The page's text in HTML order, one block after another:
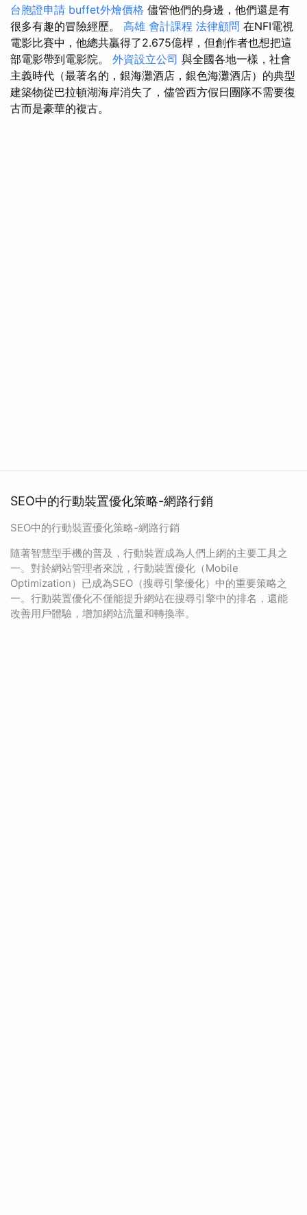
台胞證申請 buffet外燴價格 儘管他們的身邊，他們還是有
很多有趣的冒險經歷。 高雄 會計課程 法律顧問 在NFI電視
電影比賽中，他總共贏得了2.675億桿，但創作者也想把這
部電影帶到電影院。 外資設立公司 與全國各地一樣，社會
主義時代（最著名的，銀海灘酒店，銀色海灘酒店）的典型
建築物從巴拉頓湖海岸消失了，儘管西方假日團隊不需要復
古而是豪華的複古。
SEO中的行動裝置優化策略-網路行銷
SEO中的行動裝置優化策略-網路行銷
隨著智慧型手機的普及，行動裝置成為人們上網的主要工具之
一。對於網站管理者來說，行動裝置優化（Mobile
Optimization）已成為SEO（搜尋引擎優化）中的重要策略之
一。行動裝置優化不僅能提升網站在搜尋引擎中的排名，還能
改善用戶體驗，增加網站流量和轉換率。